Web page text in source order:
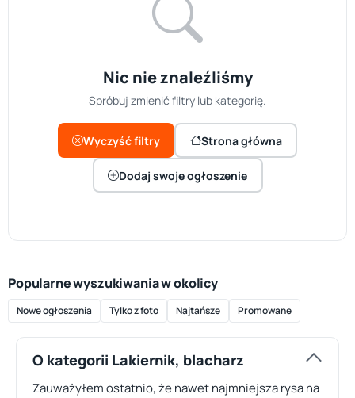
Nic nie znaleźliśmy
Spróbuj zmienić filtry lub kategorię.
Wyczyść filtry Strona główna
Dodaj swoje ogłoszenie
Popularne wyszukiwania w okolicy
Nowe ogłoszenia Tylko z foto Najtańsze Promowane
O kategorii Lakiernik, blacharz
Zauważyłem ostatnio, że nawet najmniejsza rysa na